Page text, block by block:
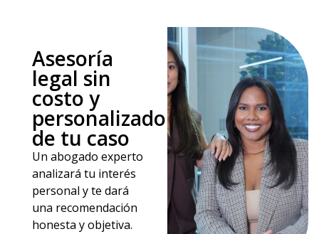
Asesoría
legal sin
costo y
personalizado
de tu caso
Un abogado experto
analizará tu interés
personal y te dará
una recomendación
honesta y objetiva.